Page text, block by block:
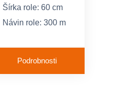
Šírka role: 60 cm
Návin role: 300 m
Podrobnosti